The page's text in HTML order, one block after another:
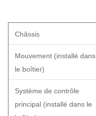
Châssis
Mouvement (installé dans
le boîtier)
Système de contrôle
principal (installé dans le